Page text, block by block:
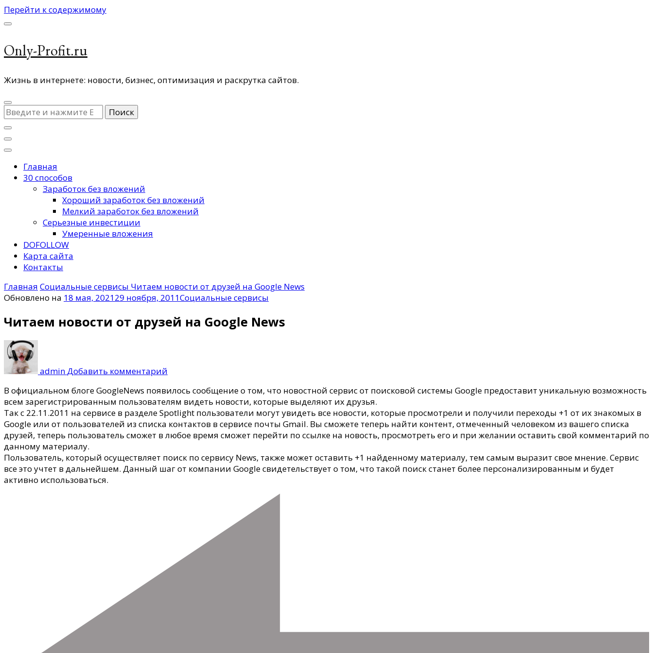
Перейти к содержимому
Only-Profit.ru
Жизнь в интернете: новости, бизнес, оптимизация и раскрутка сайтов.
Ищите
что-
то?
Главная
30 способов
Заработок без вложений
Хороший заработок без вложений
Мелкий заработок без вложений
Серьезные инвестиции
Умеренные вложения
DOFOLLOW
Карта сайта
Контакты
Главная Социальные сервисы Читаем новости от друзей на Google News
Обновлено на 18 мая, 202129 ноября, 2011Социальные сервисы
Читаем новости от друзей на Google News
adminДобавить комментарий
новости
от
друзей
на
Google
News
В официальном блоге GoogleNews появилось сообщение о том, что новостной сервис от поисковой системы Google предоставит уникальную возможность
всем зарегистрированным пользователям видеть новости, которые выделяют их друзья.
Так с 22.11.2011 на сервисе в разделе Spotlight пользователи могут увидеть все новости, которые просмотрели и получили переходы +1 от их знакомых в
Google или от пользователей из списка контактов в сервисе почты Gmail. Вы сможете теперь найти контент, отмеченный человеком из вашего списка
друзей, теперь пользователь сможет в любое время сможет перейти по ссылке на новость, просмотреть его и при желании оставить свой комментарий по
данному материалу.
Пользователь, который осуществляет поиск по сервису News, также может оставить +1 найденному материалу, тем самым выразит свое мнение. Сервис
все это учтет в дальнейшем. Данный шаг от компании Google свидетельствует о том, что такой поиск станет более персонализированным и будет
активно использоваться.